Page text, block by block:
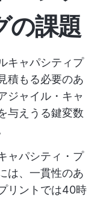
の課題
キャパシティプ
積もる必要のあ
ジャイル・キャ
与えうる鍵変数
ャパシティ・プ
は、一貫性のあ
リントでは40時